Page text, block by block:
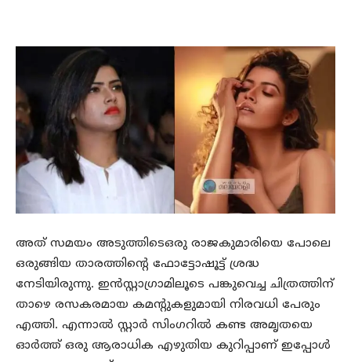
അത് സമയം അടുത്തിടെഒരു രാജകുമാരിയെ പോലെ
ഒരുങ്ങിയ താരത്തിന്റെ ഫോട്ടോഷൂട്ട് ശ്രദ്ധ
നേടിയിരുന്നു. ഇൻസ്റ്റാഗ്രാമിലൂടെ പങ്കുവെച്ച ചിത്രത്തിന്
താഴെ രസകരമായ കമന്റുകളുമായി നിരവധി പേരും
എത്തി. എന്നാൽ സ്റ്റാർ സിംഗറിൽ കണ്ട അമൃതയെ
ഓർത്ത് ഒരു ആരാധിക എഴുതിയ കുറിപ്പാണ് ഇപ്പോൾ